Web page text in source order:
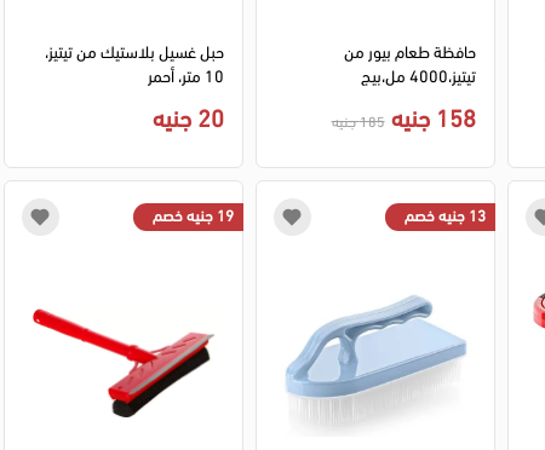
حافظة طعام بيور من
تيتيز،4000 مل،بيج
158 جنيه 185 جنيه
حبل غسيل بلاستيك من تيتيز،
10 متر، أحمر
20 جنيه
13 جنيه خصم 19 جنيه خصم